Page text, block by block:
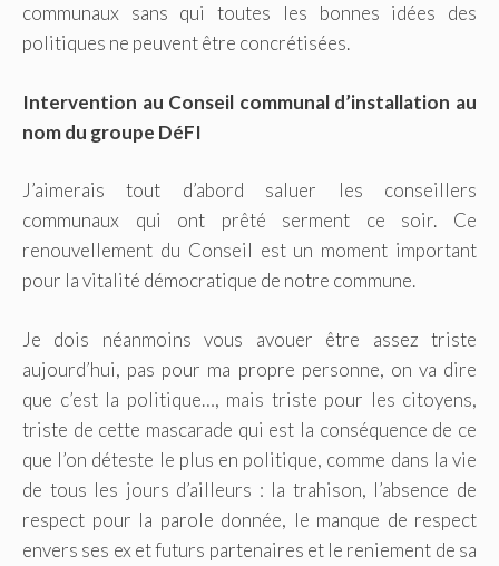
communaux sans qui toutes les bonnes idées des
politiques ne peuvent être concrétisées.
Intervention au Conseil communal d’installation au
nom du groupe DéFI
J’aimerais tout d’abord saluer les conseillers
communaux qui ont prêté serment ce soir. Ce
renouvellement du Conseil est un moment important
pour la vitalité démocratique de notre commune.
Je dois néanmoins vous avouer être assez triste
aujourd’hui, pas pour ma propre personne, on va dire
que c’est la politique…, mais triste pour les citoyens,
triste de cette mascarade qui est la conséquence de ce
que l’on déteste le plus en politique, comme dans la vie
de tous les jours d’ailleurs : la trahison, l’absence de
respect pour la parole donnée, le manque de respect
envers ses ex et futurs partenaires et le reniement de sa